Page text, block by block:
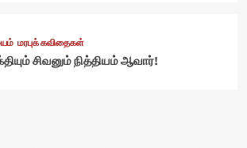
மரபுக் கவிதைகள்
சிவனும் நித்தியம் ஆவார்!